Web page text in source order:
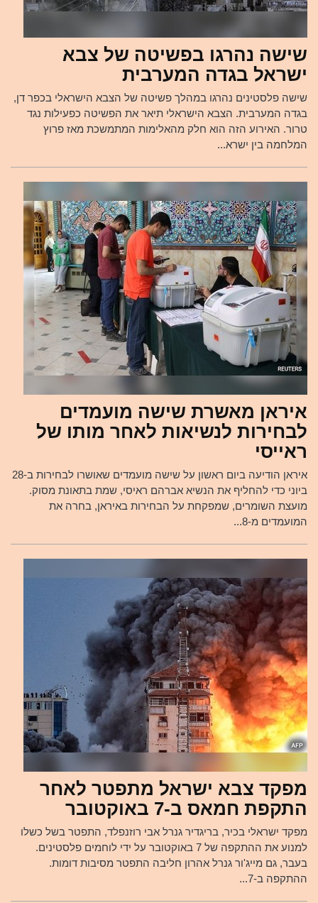
שישה נהרגו בפשיטה של צבא
ישראל בגדה המערבית
שישה פלסטינים נהרגו במהלך פשיטה של הצבא הישראלי בכפר דן,
בגדה המערבית. הצבא הישראלי תיאר את הפשיטה כפעילות נגד
טרור. האירוע הזה הוא חלק מהאלימות המתמשכת מאז פרוץ
המלחמה בין ישרא...
איראן מאשרת שישה מועמדים
לבחירות לנשיאות לאחר מותו של
ראייסי
איראן הודיעה ביום ראשון על שישה מועמדים שאושרו לבחירות ב-28
ביוני כדי להחליף את הנשיא אברהם ראיסי, שמת בתאונת מסוק.
מועצת השומרים, שמפקחת על הבחירות באיראן, בחרה את
המועמדים מ-8...
מפקד צבא ישראל מתפטר לאחר
התקפת חמאס ב-7 באוקטובר
מפקד ישראלי בכיר, בריגדיר גנרל אבי רוזנפלד, התפטר בשל כשלו
למנוע את ההתקפה של 7 באוקטובר על ידי לוחמים פלסטינים.
בעבר, גם מייג'ור גנרל אהרון חליבה התפטר מסיבות דומות.
ההתקפה ב-7...